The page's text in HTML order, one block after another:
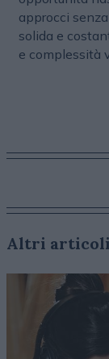
approcci
solida e
e complessità
Altri articoli